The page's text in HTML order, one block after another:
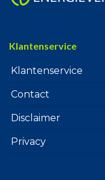
Klantenservice
Klantenservice
Contact
Disclaimer
Privacy